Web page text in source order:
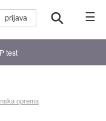
☰
test
oprema